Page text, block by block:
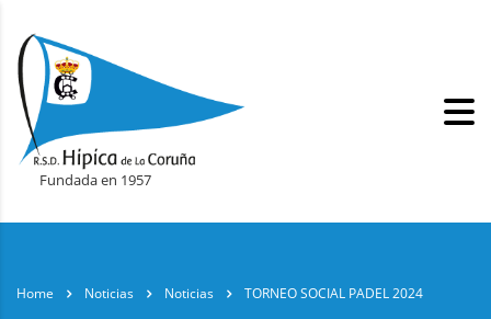
Fundada en 1957
Home Noticias Noticias TORNEO SOCIAL PADEL 2024